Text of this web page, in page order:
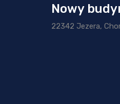
Nowy
22342 Jezera,